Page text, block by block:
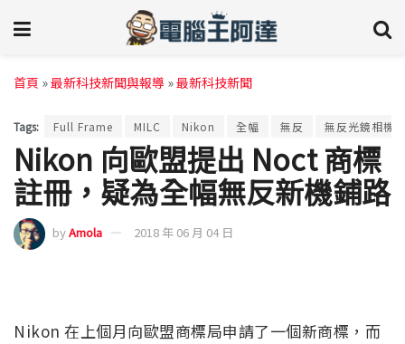
首頁 »最新科技新聞與報導 »最新科技新聞
Tags: Full Frame MILC Nikon 全幅 無反 無反光鏡相機
Nikon 向歐盟提出 Noct 商標
註冊，疑為全幅無反新機鋪路
byAmola 2018 年 06 月 04 日
Nikon 在上個月向歐盟商標局申請了一個新商標，而